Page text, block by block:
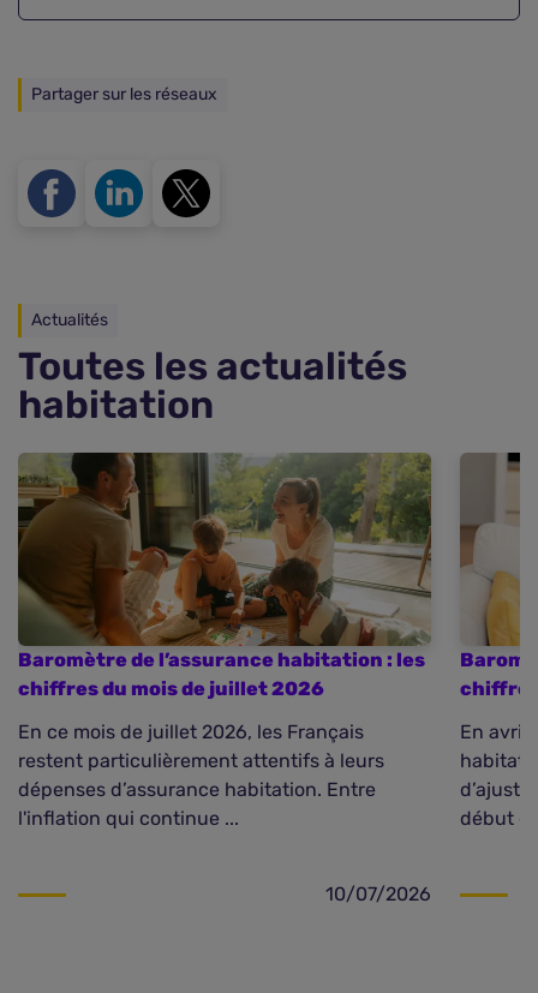
Partager sur les réseaux
Actualités
Toutes les actualités
habitation
Baromètre de l’assurance habitation : les
chiffres du mois de juillet 2026
En ce mois de juillet 2026, les Français
restent particulièrement attentifs à leurs
dépenses d’assurance habitation. Entre
l'inflation qui continue ...
10/07/2026
En avril
début